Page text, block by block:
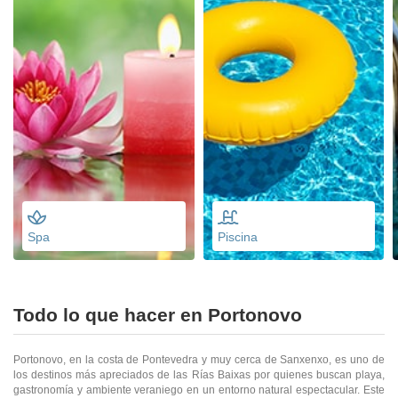
Spa Piscina
Todo lo que hacer en Portonovo
Portonovo, en la costa de Pontevedra y muy cerca de Sanxenxo, es uno de
los destinos más apreciados de las Rías Baixas por quienes buscan playa,
gastronomía y ambiente veraniego en un entorno natural espectacular. Este